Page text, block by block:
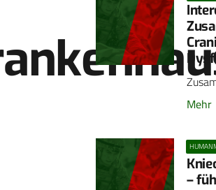
Mehr
–